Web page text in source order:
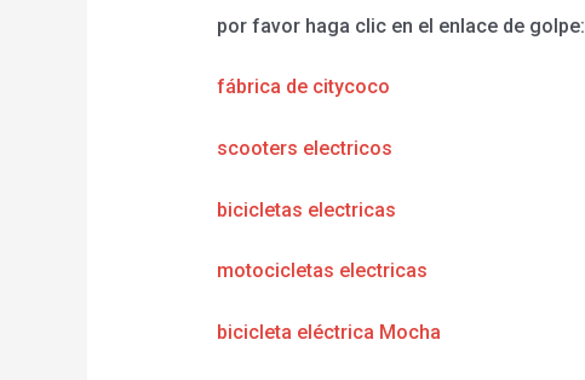
por favor haga clic en el enlace de golpe:
fábrica de citycoco
scooters electricos
bicicletas electricas
motocicletas electricas
bicicleta eléctrica Mocha